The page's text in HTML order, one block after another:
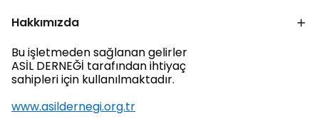
Hakkımızda
Bu işletmeden sağlanan gelirler
ASİL DERNEĞİ tarafından ihtiyaç
sahipleri için kullanılmaktadır.
www.asildernegi.org.tr